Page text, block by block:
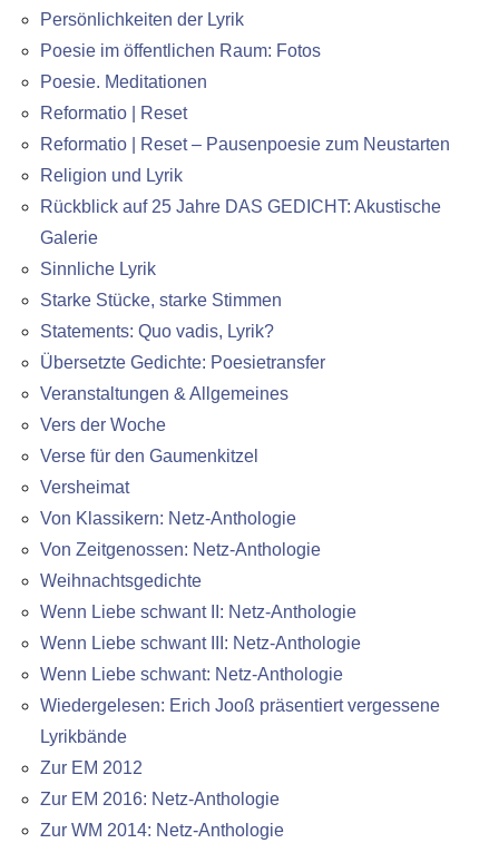
Persönlichkeiten der Lyrik
Poesie im öffentlichen Raum: Fotos
Poesie. Meditationen
Reformatio | Reset
Reformatio | Reset – Pausenpoesie zum Neustarten
Religion und Lyrik
Rückblick auf 25 Jahre DAS GEDICHT: Akustische
Galerie
Sinnliche Lyrik
Starke Stücke, starke Stimmen
Statements: Quo vadis, Lyrik?
Übersetzte Gedichte: Poesietransfer
Veranstaltungen & Allgemeines
Vers der Woche
Verse für den Gaumenkitzel
Versheimat
Von Klassikern: Netz-Anthologie
Von Zeitgenossen: Netz-Anthologie
Weihnachtsgedichte
Wenn Liebe schwant II: Netz-Anthologie
Wenn Liebe schwant III: Netz-Anthologie
Wenn Liebe schwant: Netz-Anthologie
Wiedergelesen: Erich Jooß präsentiert vergessene
Lyrikbände
Zur EM 2012
Zur EM 2016: Netz-Anthologie
Zur WM 2014: Netz-Anthologie